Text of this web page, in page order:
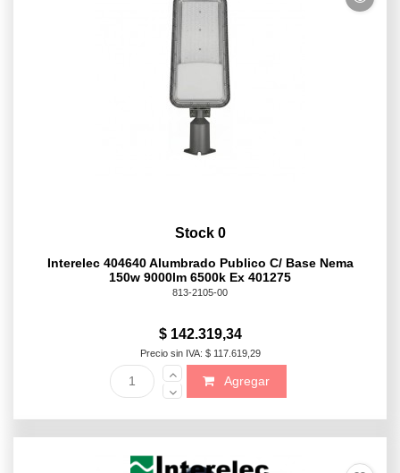
Stock 0
Interelec 404640 Alumbrado Publico C/ Base Nema
150w 9000lm 6500k Ex 401275
813-2105-00
$ 142.319,34
Precio sin IVA: $ 117.619,29
Agregar